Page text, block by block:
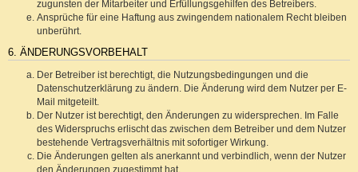
zugunsten der Mitarbeiter und Erfüllungsgehilfen des Betreibers.
Ansprüche für eine Haftung aus zwingendem nationalem Recht bleiben
unberührt.
6. ÄNDERUNGSVORBEHALT
Der Betreiber ist berechtigt, die Nutzungsbedingungen und die
Datenschutzerklärung zu ändern. Die Änderung wird dem Nutzer per E-
Mail mitgeteilt.
Der Nutzer ist berechtigt, den Änderungen zu widersprechen. Im Falle
des Widerspruchs erlischt das zwischen dem Betreiber und dem Nutzer
bestehende Vertragsverhältnis mit sofortiger Wirkung.
Die Änderungen gelten als anerkannt und verbindlich, wenn der Nutzer
den Änderungen zugestimmt hat.